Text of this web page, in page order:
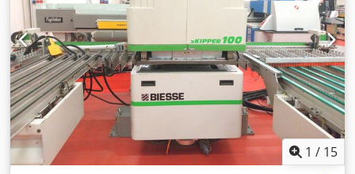
central • Controlo CNC baseado em PC (Windows XP 600
com Soft CN) • Sistema de segurança Equipamento
adicional • Mesa de carregamento com rolos •
Transportador de descarga por correia do lado direito
1 / 15